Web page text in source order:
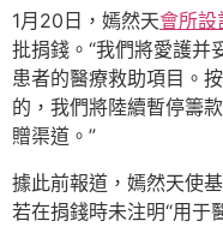
1月20日，嫣然天會所設
批捐錢。“我們將愛護并
患者的醫療救助項目。
的，我們將陸續暫停籌
贈渠道。”
據此前報道，嫣然天使
若在捐錢時未注明“用于